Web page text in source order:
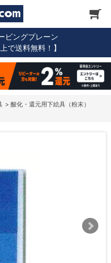
ビングプレーン
で送料無料！】
> 酸化・還元用下絵具（粉末）